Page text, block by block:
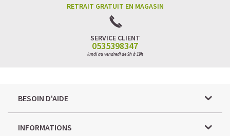
RETRAIT GRATUIT EN MAGASIN
SERVICE CLIENT
0535398347
lundi au vendredi de 9h à 19h
BESOIN D'AIDE
INFORMATIONS